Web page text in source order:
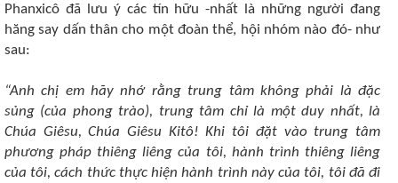
Phanxicô đã lưu ý các tín hữu -nhất là những người đang
hăng say dấn thân cho một đoàn thể, hội nhóm nào đó- như
sau:
“Anh chị em hãy nhớ rằng trung tâm không phải là đặc
sủng (của phong trào), trung tâm chỉ là một duy nhất, là
Chúa Giêsu, Chúa Giêsu Kitô! Khi tôi đặt vào trung tâm
phương pháp thiêng liêng của tôi, hành trình thiêng liêng
của tôi, cách thức thực hiện hành trình này của tôi, tôi đã đi